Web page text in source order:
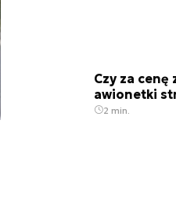
Czy za
awionetki
2 min.